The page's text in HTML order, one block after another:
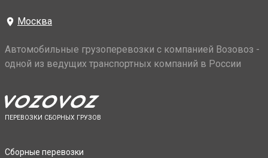
Москва
Автомобильные грузоперевозки с компанией Возовоз -
одной из ведущих транспортных компаний в России
ПЕРЕВОЗКИ СБОРНЫХ ГРУЗОВ
Сборные перевозки